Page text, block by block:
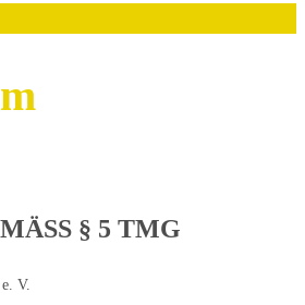
§ 5 TMG
V.